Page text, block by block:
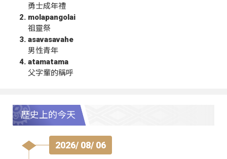
勇士成年禮
molapangolai
祖靈祭
asavasavahe
男性青年
atamatama
父字輩的稱呼
歷史上的今天
2026/ 08/ 06